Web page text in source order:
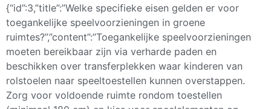
{“id”:3,”title”:”Welke specifieke eisen gelden er voor
toegankelijke speelvoorzieningen in groene
ruimtes?”,”content”:”Toegankelijke speelvoorzieningen
moeten bereikbaar zijn via verharde paden en
beschikken over transferplekken waar kinderen van
rolstoelen naar speeltoestellen kunnen overstappen.
Zorg voor voldoende ruimte rondom toestellen